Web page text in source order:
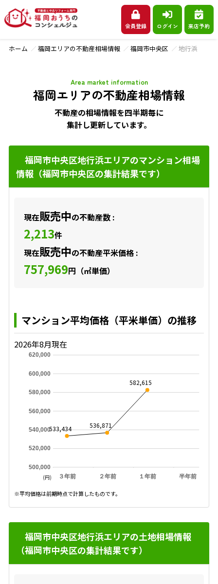
会員登録 ログイン 来店予約
ホーム 福岡エリアの不動産相場情報 福岡市中央区 地行浜
福岡エリアの不動産相場情報
Area market information
不動産の相場情報を四半期毎に
集計し更新しています。
福岡市中央区地行浜エリアのマンション相場
情報（福岡市中央区の集計結果です）
現在販売中の不動産数 :
2,213件
現在販売中の不動産平米価格 :
757,969円（㎡単価）
マンション平均価格（平米単価）の推移
2026年8月現在
３年前 ２年前 １年前 半年前
500,000
520,000
540,000
560,000
580,000
600,000
620,000
533,434 536,871
582,615
(円)
※平均価格は前期時点で計算したものです。
福岡市中央区地行浜エリアの土地相場情報
（福岡市中央区の集計結果です）